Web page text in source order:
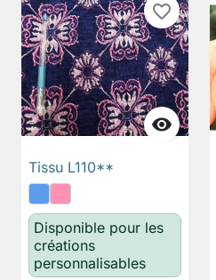

favorite_border
Tissu L110**
Disponible pour les
créations
personnalisables